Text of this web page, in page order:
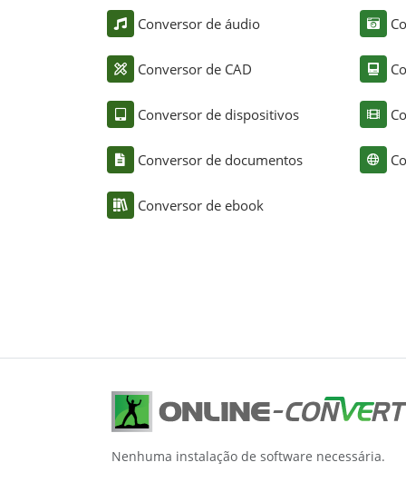
Conversor de áudio
Conversor de CAD
Conversor de dispositivos
Conversor de documentos
Conversor de ebook
Nenhuma instalação de software necessária.